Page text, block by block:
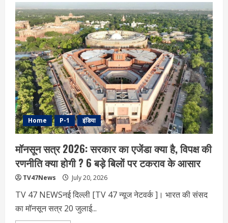
क्या
है
राष्ट्रीय
गौरव
अपमान
निवारण
(संशोधन)
विधेयक?
विपक्ष
में
क्यों
है
खलबली
Home P-1 इंडिया
मॉनसून सत्र 2026: सरकार का एजेंडा क्या है, विपक्ष की
रणनीति क्या होगी ? 6 बड़े बिलों पर टकराव के आसार
TV47News July 20, 2026
TV 47 NEWSनई दिल्‍ली [TV 47 न्‍यूज नेटवर्क ]। भारत की संसद
का मॉनसून सत्र 20 जुलाई...